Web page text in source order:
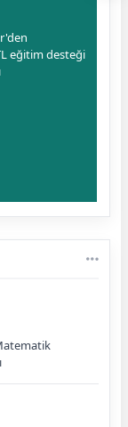
eğitim desteği